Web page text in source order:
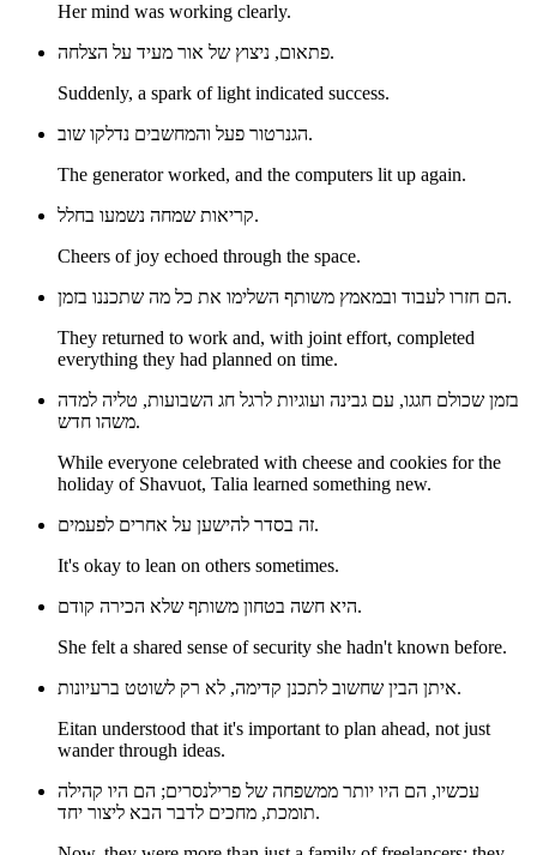
Her mind was working clearly.
פתאום, ניצוץ של אור מעיד על הצלחה.
Suddenly, a spark of light indicated success.
הגנרטור פעל והמחשבים נדלקו שוב.
The generator worked, and the computers lit up again.
קריאות שמחה נשמעו בחלל.
Cheers of joy echoed through the space.
הם חזרו לעבוד ובמאמץ משותף השלימו את כל מה שתכננו בזמן.
They returned to work and, with joint effort, completed
everything they had planned on time.
בזמן שכולם חגגו, עם גבינה ועוגיות לרגל חג השבועות, טליה למדה
משהו חדש.
While everyone celebrated with cheese and cookies for the
holiday of Shavuot, Talia learned something new.
זה בסדר להישען על אחרים לפעמים.
It's okay to lean on others sometimes.
היא חשה בטחון משותף שלא הכירה קודם.
She felt a shared sense of security she hadn't known before.
איתן הבין שחשוב לתכנן קדימה, לא רק לשוטט ברעיונות.
Eitan understood that it's important to plan ahead, not just
wander through ideas.
עכשיו, הם היו יותר ממשפחה של פרילנסרים; הם היו קהילה
תומכת, מחכים לדבר הבא ליצור יחד.